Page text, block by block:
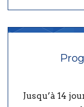
Jusqu’à 14